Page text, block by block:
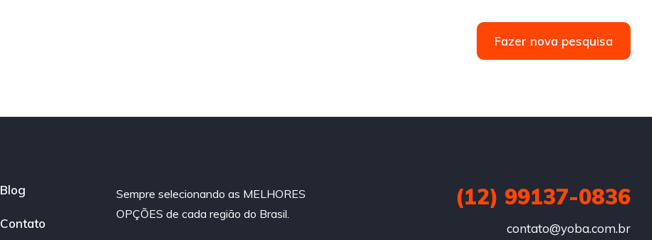
Fazer nova pesquisa
Blog
Contato
Sempre selecionando as MELHORES
OPÇÕES de cada região do Brasil.
(12) 99137-0836
contato@yoba.com.br